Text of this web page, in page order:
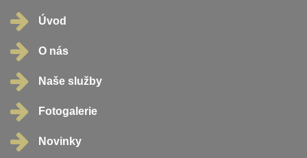
Úvod
O nás
Naše služby
Fotogalerie
Novinky